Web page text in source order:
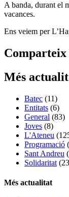
A banda, durant el
vacances.
Ens veiem per
Comparteix
Més
Batec (11)
Entitats (6)
General (83)
Joves (8)
L'Ateneu
Programació
Sant Andreu
Solidaritat
Més actualitat